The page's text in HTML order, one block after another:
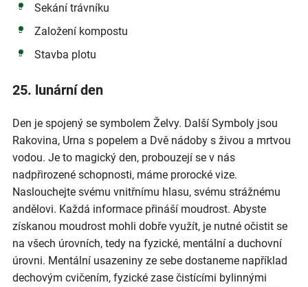
Sekání trávníku
Založení kompostu
Stavba plotu
25. lunární den
Den je spojený se symbolem Želvy. Další Symboly jsou
Rakovina, Urna s popelem a Dvě nádoby s živou a mrtvou
vodou. Je to magický den, probouzejí se v nás
nadpřirozené schopnosti, máme prorocké vize.
Naslouchejte svému vnitřnímu hlasu, svému strážnému
andělovi. Každá informace přináší moudrost. Abyste
získanou moudrost mohli dobře využít, je nutné očistit se
na všech úrovních, tedy na fyzické, mentální a duchovní
úrovni. Mentální usazeniny ze sebe dostaneme například
dechovým cvičením, fyzické zase čistícími bylinnými